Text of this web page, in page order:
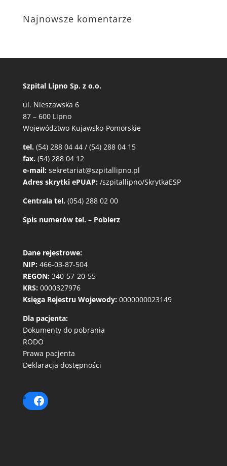
Najnowsze komentarze
Szpital Lipno Sp. z o.o.
ul. Nieszawska 6
87 – 600 Lipno
Województwo Kujawsko-Pomorskie
tel. (54) 288 04 44 / (54) 288 04 15
fax. (54) 288 04 12
e-mail: sekretariat@szpitallipno.pl
Adres skrytki ePUAP: /szpitallipno/SkrytkaESP
Centrala tel. (054) 288 02 00
Spis numerów tel. – Pobierz
Dane rejestrowe:
NIP: 466-03-87-504
REGON: 340-57-20-55
KRS: 0000327976
Księga Rejestru Wojewody: 0000000023149
Dla pacjenta:
Dokumenty do pobrania
RODO
Prawa pacjenta
Deklaracja dostępności